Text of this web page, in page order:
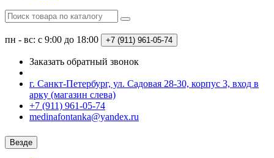
пн - вс: с 9:00 до 18:00 +7 (911) 961-05-74
Заказать обратный звонок
г. Санкт-Петербург, ул. Садовая 28-30, корпус 3, вход в
арку (магазин слева)
+7 (911) 961-05-74
medinafontanka@yandex.ru
Везде